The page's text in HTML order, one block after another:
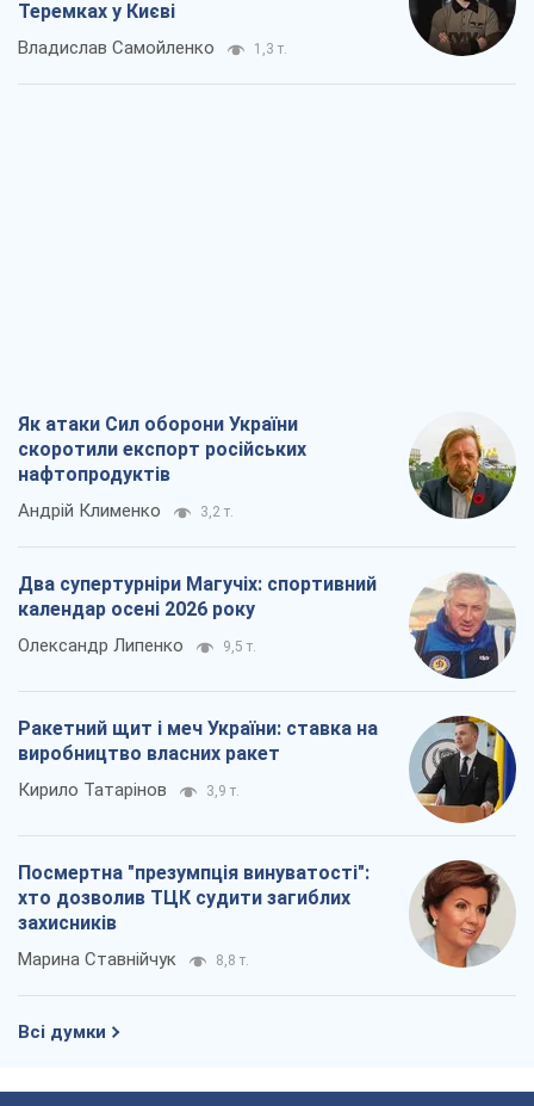
Теремках у Києві
Владислав Самойленко 1,3 т.
Як атаки Сил оборони України
скоротили експорт російських
нафтопродуктів
Андрій Клименко 3,2 т.
Два супертурніри Магучіх: спортивний
календар осені 2026 року
Олександр Липенко 9,5 т.
Ракетний щит і меч України: ставка на
виробництво власних ракет
Кирило Татарінов 3,9 т.
Посмертна "презумпція винуватості":
хто дозволив ТЦК судити загиблих
захисників
Марина Ставнійчук 8,8 т.
Всі думки